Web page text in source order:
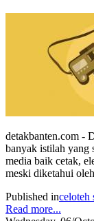
detakbanten.com -
banyak istilah yang
media baik cetak,
meski diketahui
Published inceloteh
Read more...